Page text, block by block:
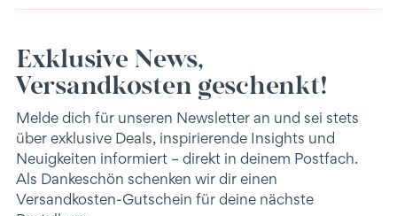
Exklusive News,
Versandkosten geschenkt!
Melde dich für unseren Newsletter an und sei stets
über exklusive Deals, inspirierende Insights und
Neuigkeiten informiert – direkt in deinem Postfach.
Als Dankeschön schenken wir dir einen
Versandkosten-Gutschein für deine nächste